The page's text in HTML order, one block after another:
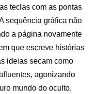
teclas com as pontas
sequência gráfica não
a página novamente
que escreve histórias
ideias secam como
agonizando
mundo do oculto,